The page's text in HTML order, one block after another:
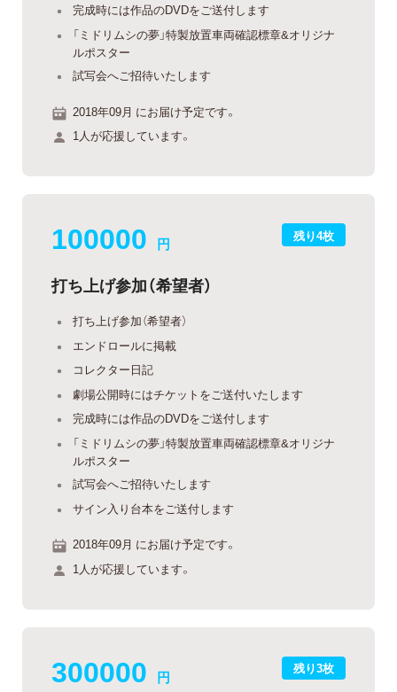
完成時には作品のDVDをご送付します
「ミドリムシの夢」特製放置車両確認標章&オリジナ
ルポスター
試写会へご招待いたします
2018年09月 にお届け予定です。
1人が応援しています。
残り4枚
100000 円
打ち上げ参加（希望者）
打ち上げ参加（希望者）
エンドロールに掲載
コレクター日記
劇場公開時にはチケットをご送付いたします
完成時には作品のDVDをご送付します
「ミドリムシの夢」特製放置車両確認標章&オリジナ
ルポスター
試写会へご招待いたします
サイン入り台本をご送付します
2018年09月 にお届け予定です。
1人が応援しています。
残り3枚
300000 円